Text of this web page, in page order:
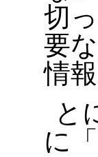
切
要
情
と
に